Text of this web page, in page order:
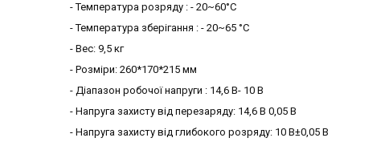
- Температура розряду : - 20~60°C
- Температура зберігання : - 20~65 °C
- Вес: 9,5 кг
- Розміри: 260*170*215 мм
- Діапазон робочої напруги : 14,6 В- 10 В
- Напруга захисту від перезаряду: 14,6 В 0,05 В
- Напруга захисту від глибокого розряду: 10 В±0,05 В